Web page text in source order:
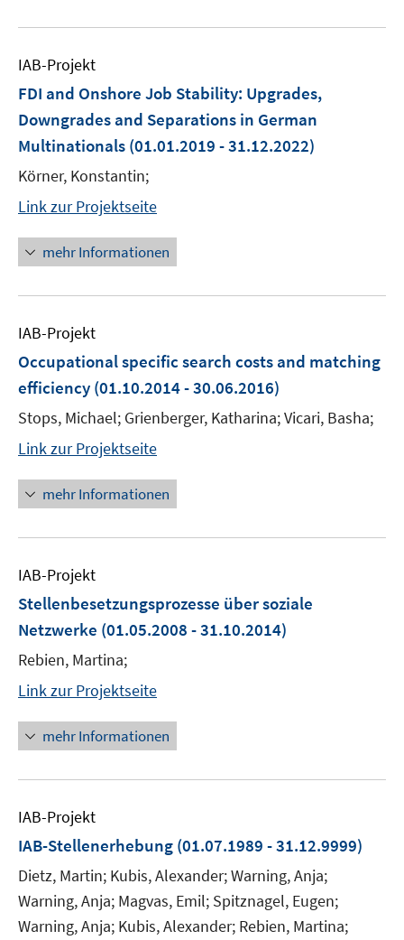
IAB-Projekt
FDI and Onshore Job Stability: Upgrades,
Downgrades and Separations in German
Multinationals (01.01.2019 - 31.12.2022)
Körner, Konstantin;
Link zur Projektseite
mehr Informationen
IAB-Projekt
Occupational specific search costs and matching
efficiency (01.10.2014 - 30.06.2016)
Stops, Michael; Grienberger, Katharina; Vicari, Basha;
Link zur Projektseite
mehr Informationen
IAB-Projekt
Stellenbesetzungsprozesse über soziale
Netzwerke (01.05.2008 - 31.10.2014)
Rebien, Martina;
Link zur Projektseite
mehr Informationen
IAB-Projekt
IAB-Stellenerhebung (01.07.1989 - 31.12.9999)
Dietz, Martin; Kubis, Alexander; Warning, Anja;
Warning, Anja; Magvas, Emil; Spitznagel, Eugen;
Warning, Anja; Kubis, Alexander; Rebien, Martina;